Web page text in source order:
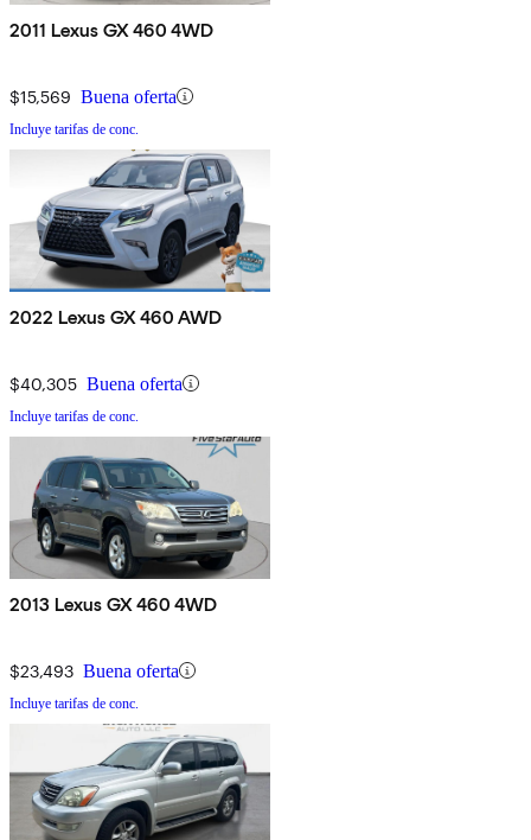
2011 Lexus GX 460 4WD
$15,569 Buena oferta
Incluye tarifas de conc.
2022 Lexus GX 460 AWD
$40,305 Buena oferta
Incluye tarifas de conc.
2013 Lexus GX 460 4WD
$23,493 Buena oferta
Incluye tarifas de conc.